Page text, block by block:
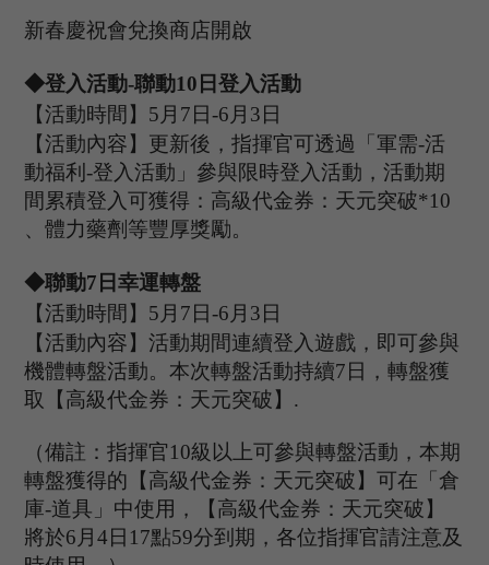
新春慶祝會兌換商店開啟
◆登入活動-聯動10 日登入活動
【活動時間】 5 月 7日-6 月 3日
【活動內容】 更新後，指揮官可透過「軍需-活
動福利-登入活動 」 參與限時登入活動，活動期
間 累積登入可獲得：高級代金券： 天元突破*10
、體力藥劑等豐厚獎勵。
◆聯動7 日幸運轉盤
【活動時間】 5 月 7日-6 月 3日
【活動內容】活動期間連續登入遊戲，即可參與
機體轉盤活動。本次轉盤活動持續7日，轉盤獲
取【高級代金券： 天元突破】 .
（備註：指揮官10級以上可參與轉盤活動，本期
轉盤獲得的【高級代金券： 天元突破】可在 「 倉
庫-道具 」 中使用，【高級代金券： 天元突破】
將於6 月4日 17點59分到期，各位指揮官請注意及